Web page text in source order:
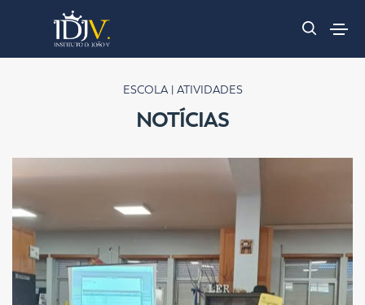
ESCOLA | ATIVIDADES
NOTÍCIAS